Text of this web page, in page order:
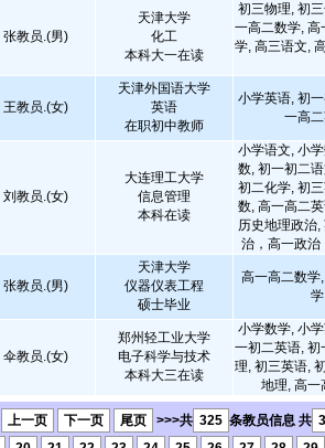
张教员.(男)
天津大学
化工
本科大一在读
初三物理, 初
一高二数学, 高
学, 高三语文,
王教员.(女)
天津外国语大学
英语
在职初中教师
小学英语, 初
一高
刘教员.(女)
大连理工大学
信息管理
本科在读
小学语文, 小
数, 初一初二
初二化学, 初
数, 高一高二
历史地理政治
治，高一政治
张教员.(男)
天津大学
仪器仪表工程
硕士毕业
高一高二数学
伞教员.(女)
郑州轻工业大学
电子科学与技术
本科大三在读
小学数学, 小
一初二英语, 初
理, 初三英语,
地理, 高一
上一页 下一页 尾页 >>>共 325 条教员信息 共